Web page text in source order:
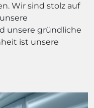
Wir sind stolz auf
unsere gründliche
ist unsere